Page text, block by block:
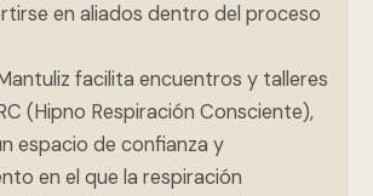
en aliados dentro del proceso
facilita encuentros y talleres
(Hipno Respiración Consciente),
espacio de confianza y
en el que la respiración